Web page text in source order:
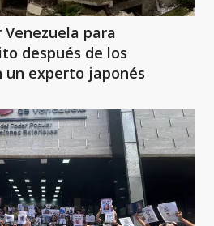
Venezuela para
después de los
experto japonés